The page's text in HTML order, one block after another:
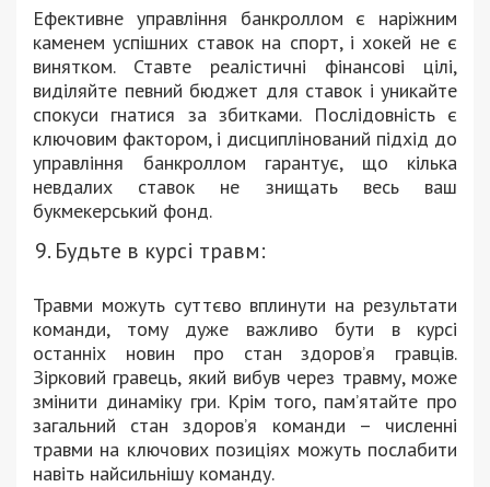
Ефективне управління банкроллом є наріжним
каменем успішних ставок на спорт, і хокей не є
винятком. Ставте реалістичні фінансові цілі,
виділяйте певний бюджет для ставок і уникайте
спокуси гнатися за збитками. Послідовність є
ключовим фактором, і дисциплінований підхід до
управління банкроллом гарантує, що кілька
невдалих ставок не знищать весь ваш
букмекерський фонд.
Будьте в курсі травм:
Травми можуть суттєво вплинути на результати
команди, тому дуже важливо бути в курсі
останніх новин про стан здоров’я гравців.
Зірковий гравець, який вибув через травму, може
змінити динаміку гри. Крім того, пам’ятайте про
загальний стан здоров’я команди – численні
травми на ключових позиціях можуть послабити
навіть найсильнішу команду.